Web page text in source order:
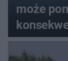
może